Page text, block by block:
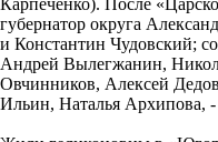
Карпеченко). После
губернатор округа
и Константин Чудовский;
Андрей Вылегжанин,
Овчинников, Алексей
Ильин, Наталья Архипова,